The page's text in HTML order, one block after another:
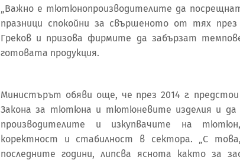
„Важно е тютюнопроизводителите да
празници спокойни за свършеното от тях през
Греков и призова фирмите да забързат
готовата продукция.
Министърът обяви още, че през 2014 г.
Закона за тютюна и тютюневите изделия и да
производителите и изкупвачите на
коректност и стабилност в сектора. „С
последните години, липсва яснота както за